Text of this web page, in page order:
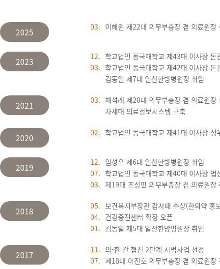
2025 03. 이해원 제22대 의무부총장 겸 의료원장
2023 12. 학교법인 동국대학교 제43대 이사장 돈
03. 학교법인 동국대학교 제42대 이사장 돈
김동일 제7대 일산한방병원장 취임
2021 03. 채석래 제20대 의무부총장 겸 의료원장
차세대 의료정보시스템 구축
2020 02. 학교법인 동국대학교 제41대 이사장 성
2019 12. 임성우 제6대 일산한방병원장 취임
07. 학교법인 동국대학교 제40대 이사장 법
03. 제19대 조성민 의무부총장 겸 의료원장
2018 05. 보건복지부장관 감사패 수상(한의약 홍
04. 건강증진센터 확장 오픈
01. 김동일 제5대 일산한방병원장 취임
2017 11. 의-한 간 협진 2단계 시범사업 선정
07. 제18대 이진호 의무부총장 겸 의료원장